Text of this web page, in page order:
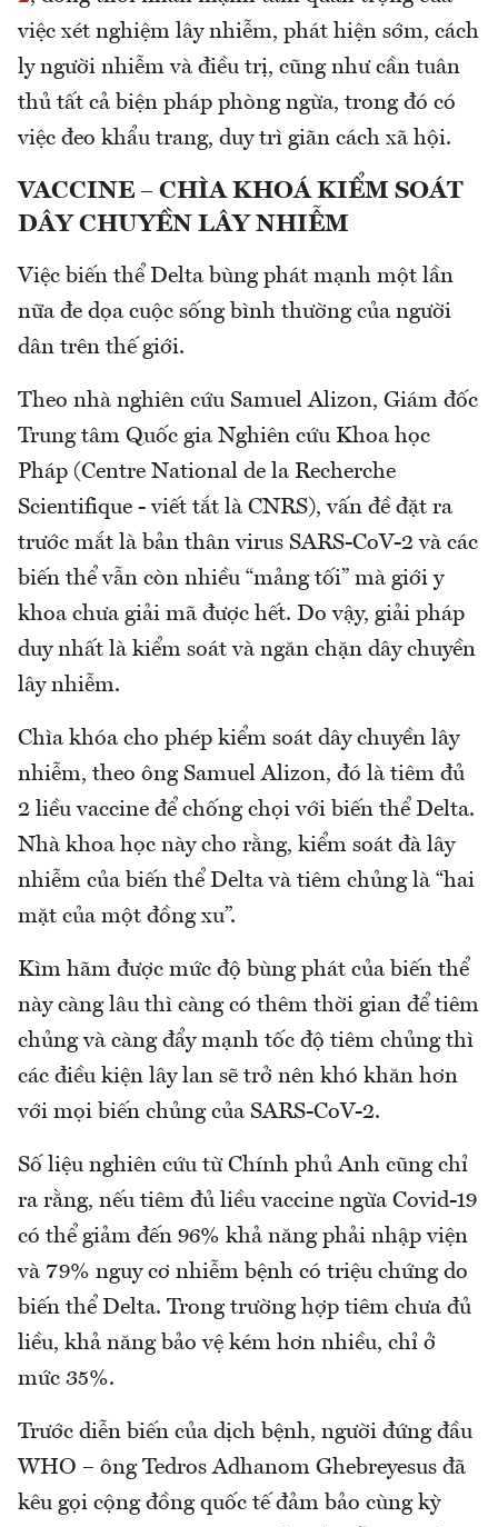
việc xét nghiệm lây nhiễm, phát hiện sớm, cách
ly người nhiễm và điều trị, cũng như cần tuân
thủ tất cả biện pháp phòng ngừa, trong đó có
việc đeo khẩu trang, duy trì giãn cách xã hội.
VACCINE – CHÌA KHOÁ KIỂM SOÁT
DÂY CHUYỀN LÂY NHIỄM
Việc biến thể Delta bùng phát mạnh một lần
nữa đe dọa cuộc sống bình thường của người
dân trên thế giới.
Theo nhà nghiên cứu Samuel Alizon, Giám đốc
Trung tâm Quốc gia Nghiên cứu Khoa học
Pháp (Centre National de la Recherche
Scientifique - viết tắt là CNRS), vấn đề đặt ra
trước mắt là bản thân virus SARS-CoV-2 và các
biến thể vẫn còn nhiều “mảng tối” mà giới y
khoa chưa giải mã được hết. Do vậy, giải pháp
duy nhất là kiểm soát và ngăn chặn dây chuyền
lây nhiễm.
Chìa khóa cho phép kiểm soát dây chuyền lây
nhiễm, theo ông Samuel Alizon, đó là tiêm đủ
2 liều vaccine để chống chọi với biến thể Delta.
Nhà khoa học này cho rằng, kiểm soát đà lây
nhiễm của biến thể Delta và tiêm chủng là “hai
mặt của một đồng xu”.
Kìm hãm được mức độ bùng phát của biến thể
này càng lâu thì càng có thêm thời gian để tiêm
chủng và càng đẩy mạnh tốc độ tiêm chủng thì
các điều kiện lây lan sẽ trở nên khó khăn hơn
với mọi biến chủng của SARS-CoV-2.
Số liệu nghiên cứu từ Chính phủ Anh cũng chỉ
ra rằng, nếu tiêm đủ liều vaccine ngừa Covid-19
có thể giảm đến 96% khả năng phải nhập viện
và 79% nguy cơ nhiễm bệnh có triệu chứng do
biến thể Delta. Trong trường hợp tiêm chưa đủ
liều, khả năng bảo vệ kém hơn nhiều, chỉ ở
mức 35%.
Trước diễn biến của dịch bệnh, người đứng đầu
WHO – ông Tedros Adhanom Ghebreyesus đã
kêu gọi cộng đồng quốc tế đảm bảo cùng kỳ